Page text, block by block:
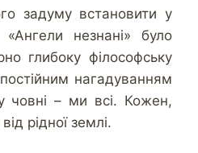
задуму встановити у
«Ангели незнані» було
глибоку філософську
нагадуванням
– ми всі. Кожен,
рідної землі.